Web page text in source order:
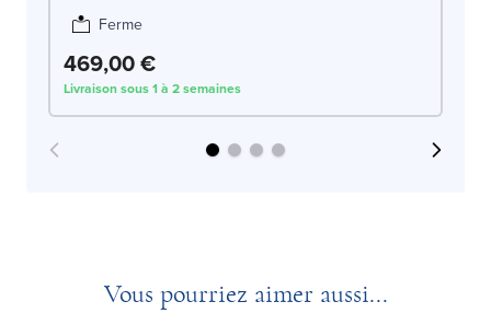
Ferme
469,00 €
Livraison sous 1 à 2 semaines
Vous pourriez aimer aussi...